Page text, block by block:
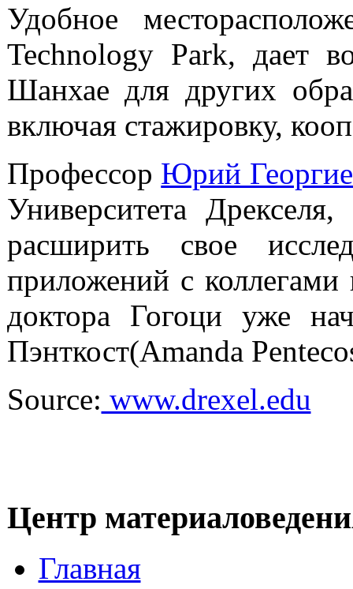
Удобное
Technology Park, дает
Шанхае для других
включая стажировку,
Профессор Юрий
Университета
расширить свое
приложений с
доктора Гогоци уже
Пэнткост(Amanda
Source: www.drexel.edu
Центр
Главная